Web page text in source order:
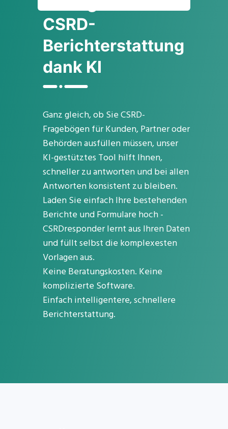
CSRD-
Berichterstattung
dank KI
Ganz gleich, ob Sie CSRD-
Fragebögen für Kunden, Partner oder
Behörden ausfüllen müssen, unser
KI-gestütztes Tool hilft Ihnen,
schneller zu antworten und bei allen
Antworten konsistent zu bleiben.
Laden Sie einfach Ihre bestehenden
Berichte und Formulare hoch -
CSRDresponder lernt aus Ihren Daten
und füllt selbst die komplexesten
Vorlagen aus.
Keine Beratungskosten. Keine
komplizierte Software.
Einfach intelligentere, schnellere
Berichterstattung.